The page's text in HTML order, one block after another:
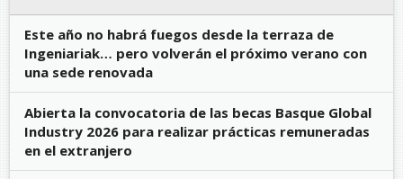
Este año no habrá fuegos desde la terraza de
Ingeniariak… pero volverán el próximo verano con
una sede renovada
Abierta la convocatoria de las becas Basque Global
Industry 2026 para realizar prácticas remuneradas
en el extranjero